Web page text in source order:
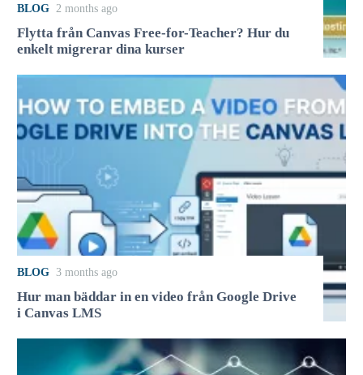
BLOG 2 months ago
Flytta från Canvas Free-for-Teacher? Hur du
enkelt migrerar dina kurser
BLOG 3 months ago
Hur man bäddar in en video från Google Drive
i Canvas LMS